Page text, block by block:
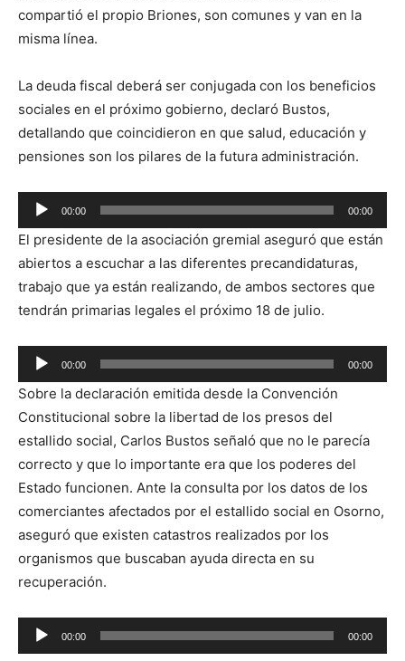
compartió el propio Briones, son comunes y van en la
misma línea.
La deuda fiscal deberá ser conjugada con los beneficios
sociales en el próximo gobierno, declaró Bustos,
detallando que coincidieron en que salud, educación y
pensiones son los pilares de la futura administración.
Reproductor
de
audio
00:00 00:00
El presidente de la asociación gremial aseguró que están
abiertos a escuchar a las diferentes precandidaturas,
trabajo que ya están realizando, de ambos sectores que
tendrán primarias legales el próximo 18 de julio.
Reproductor
de
audio
00:00 00:00
Sobre la declaración emitida desde la Convención
Constitucional sobre la libertad de los presos del
estallido social, Carlos Bustos señaló que no le parecía
correcto y que lo importante era que los poderes del
Estado funcionen. Ante la consulta por los datos de los
comerciantes afectados por el estallido social en Osorno,
aseguró que existen catastros realizados por los
organismos que buscaban ayuda directa en su
recuperación.
Reproductor
de
00:00 00:00